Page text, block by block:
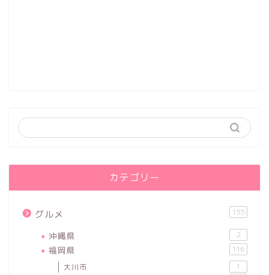
カテゴリー
グルメ 155
沖縄県 2
福岡県 116
大川市 1